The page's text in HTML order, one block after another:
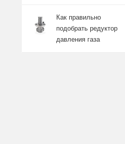
Как правильно
подобрать редуктор
давления газа